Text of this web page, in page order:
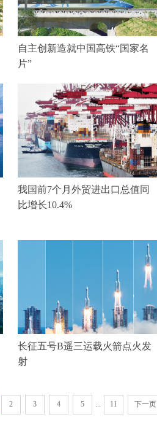
自主创新造就中国高铁“国家名
片”
我国前7个月外贸进出口总值同
比增长10.4%
长征五号B遥三运载火箭点火发
射
2 3 4 5 11 下一页